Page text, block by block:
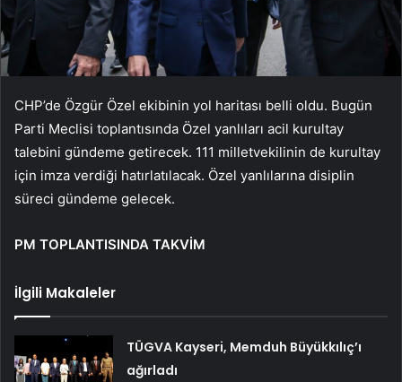
CHP’de Özgür Özel ekibinin yol haritası belli oldu. Bugün
Parti Meclisi toplantısında Özel yanlıları acil kurultay
talebini gündeme getirecek. 111 milletvekilinin de kurultay
için imza verdiği hatırlatılacak. Özel yanlılarına disiplin
süreci gündeme gelecek.
PM TOPLANTISINDA TAKVİM
İlgili Makaleler
TÜGVA Kayseri, Memduh Büyükkılıç’ı
ağırladı